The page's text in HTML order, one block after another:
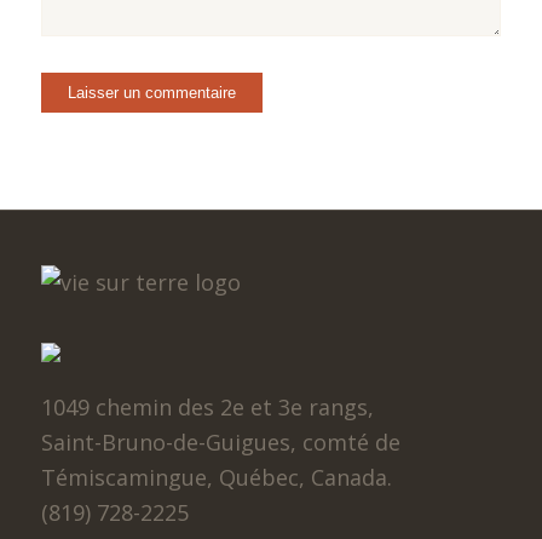
1049 chemin des 2e et 3e rangs,
Saint-Bruno-de-Guigues, comté de
Témiscamingue, Québec, Canada.
(819) 728-2225